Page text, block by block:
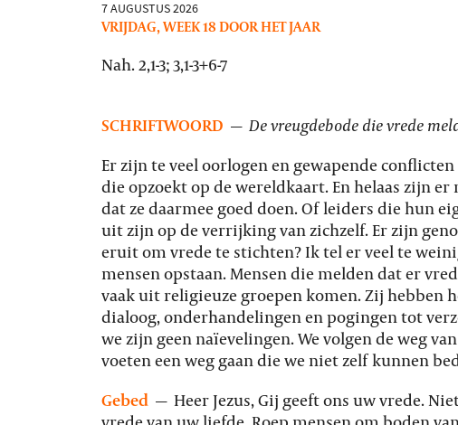
7 AUGUSTUS 2026
VRIJDAG, WEEK 18 DOOR HET JAAR
Nah. 2,1-3; 3,1-3+6-7
SCHRIFTWOORD — De vreugdebode die vrede
Er zijn te veel oorlogen en gewapende
die opzoekt op de wereldkaart. En helaas zijn
dat ze daarmee goed doen. Of leiders die hun
uit zijn op de verrijking van zichzelf. Er zijn
eruit om vrede te stichten? Ik tel er veel te
mensen opstaan. Mensen die melden dat er
vaak uit religieuze groepen komen. Zij hebben
dialoog, onderhandelingen en pogingen tot
we zijn geen naïevelingen. We volgen de weg
voeten een weg gaan die we niet zelf kunnen
Gebed — Heer Jezus, Gij geeft ons uw vrede.